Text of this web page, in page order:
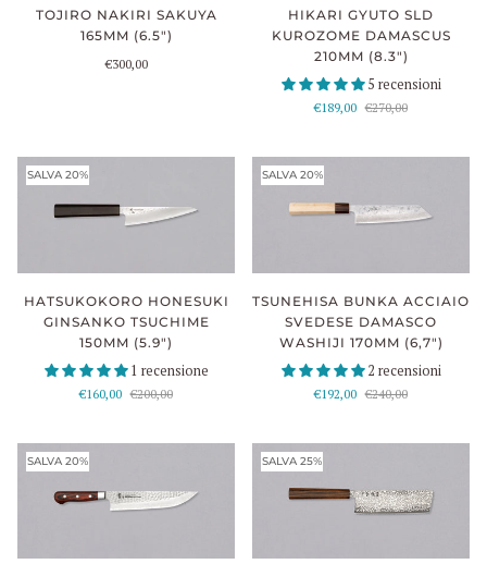
TOJIRO NAKIRI SAKUYA
165MM (6.5")
€300,00
HIKARI GYUTO SLD
KUROZOME DAMASCUS
210MM (8.3")
5 recensioni
€189,00 €270,00
SALVA 20%
HATSUKOKORO HONESUKI
GINSANKO TSUCHIME
150MM (5.9")
1 recensione
€160,00 €200,00
SALVA 20%
TSUNEHISA BUNKA ACCIAIO
SVEDESE DAMASCO
WASHIJI 170MM (6,7")
2 recensioni
€192,00 €240,00
SALVA 20% SALVA 25%